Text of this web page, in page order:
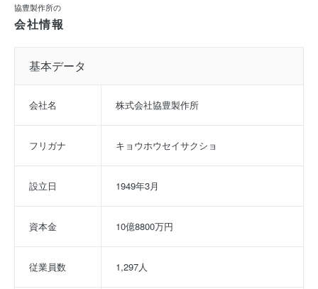
協豊製作所の
会社情報
基本データ
会社名 株式会社協豊製作所
フリガナ キョウホウセイサクショ
設立日 1949年3月
資本金 10億8800万円
従業員数 1,297人